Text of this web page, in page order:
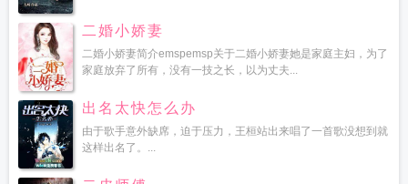
二婚小娇妻
二婚小娇妻简介emspemsp关于二婚小娇妻她是家庭主妇，为了
家庭放弃了所有，没有一技之长，以为丈夫...
出名太快怎么办
由于歌手意外缺席，迫于压力，王桓站出来唱了一首歌没想到就
这样出名了。...